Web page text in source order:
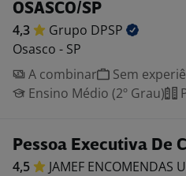
OSASCO/SP
4,3 Grupo DPSP
Osasco - SP
A combinar
Sem
Ensino Médio (2º Grau)
Pessoa Executiva De
4,5 JAMEF ENCOMENDAS